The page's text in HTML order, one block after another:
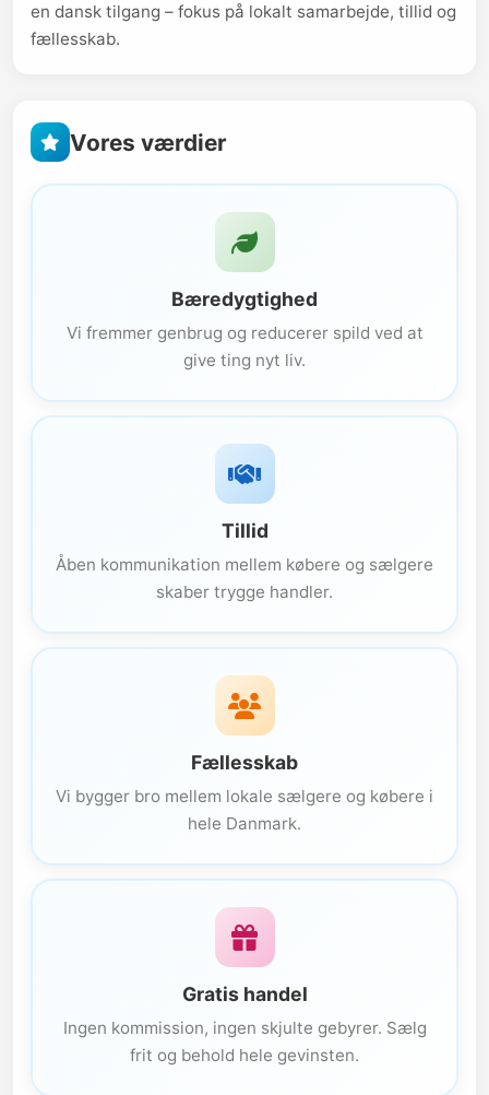
en dansk tilgang – fokus på lokalt samarbejde, tillid og
fællesskab.
Vores værdier
Bæredygtighed
Vi fremmer genbrug og reducerer spild ved at
give ting nyt liv.
Tillid
Åben kommunikation mellem købere og sælgere
skaber trygge handler.
Fællesskab
Vi bygger bro mellem lokale sælgere og købere i
hele Danmark.
Gratis handel
Ingen kommission, ingen skjulte gebyrer. Sælg
frit og behold hele gevinsten.